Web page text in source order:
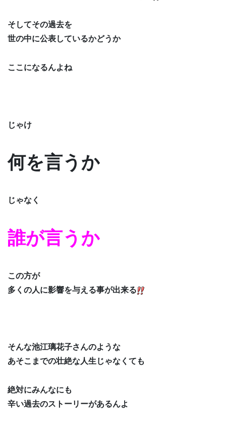
そしてその過去を
世の中に公表しているかどうか
ここになるんよね
じゃけ
何を言うか
じゃなく
誰が言うか
この方が
多くの人に影響を与える事が出来る
そんな池江璃花子さんのような
あそこまでの壮絶な人生じゃなくても
絶対にみんなにも
辛い過去のストーリーがあるんよ